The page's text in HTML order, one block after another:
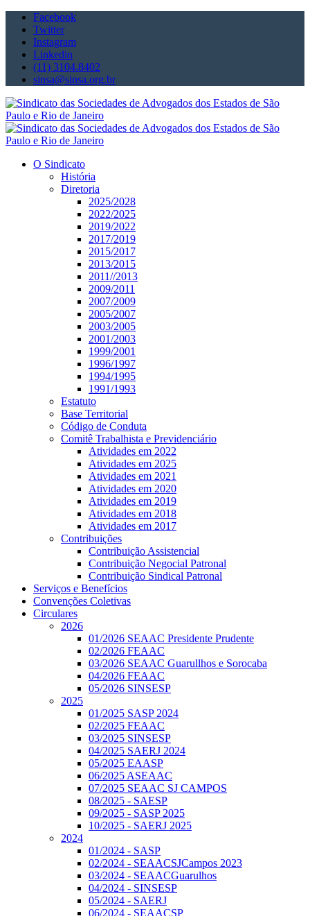
Facebook
Twitter
Instagram
Linkedin
(11) 3104.8402
sinsa@sinsa.org.br
O Sindicato
História
Diretoria
2025/2028
2022/2025
2019/2022
2017/2019
2015/2017
2013/2015
2011//2013
2009/2011
2007/2009
2005/2007
2003/2005
2001/2003
1999/2001
1996/1997
1994/1995
1991/1993
Estatuto
Base Territorial
Código de Conduta
Comitê Trabalhista e Previdenciário
Atividades em 2022
Atividades em 2025
Atividades em 2021
Atividades em 2020
Atividades em 2019
Atividades em 2018
Atividades em 2017
Contribuições
Contribuição Assistencial
Contribuição Negocial Patronal
Contribuição Sindical Patronal
Serviços e Benefícios
Convenções Coletivas
Circulares
2026
01/2026 SEAAC Presidente Prudente
02/2026 FEAAC
03/2026 SEAAC Guarullhos e Sorocaba
04/2026 FEAAC
05/2026 SINSESP
2025
01/2025 SASP 2024
02/2025 FEAAC
03/2025 SINSESP
04/2025 SAERJ 2024
05/2025 EAASP
06/2025 ASEAAC
07/2025 SEAAC SJ CAMPOS
08/2025 - SAESP
09/2025 - SASP 2025
10/2025 - SAERJ 2025
2024
01/2024 - SASP
02/2024 - SEAACSJCampos 2023
03/2024 - SEAACGuarulhos
04/2024 - SINSESP
05/2024 - SAERJ
06/2024 - SEAACSP